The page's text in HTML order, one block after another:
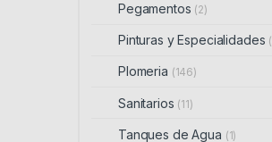
Pegamentos (2)
Pinturas y Especialidades
Plomeria (146)
Sanitarios (11)
Tanques de Agua (1)